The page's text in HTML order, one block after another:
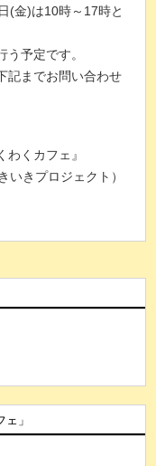
(金)は10時～17時と
予定です。
記までお問い合わせ
くカフェ』
いきプロジェクト）
」